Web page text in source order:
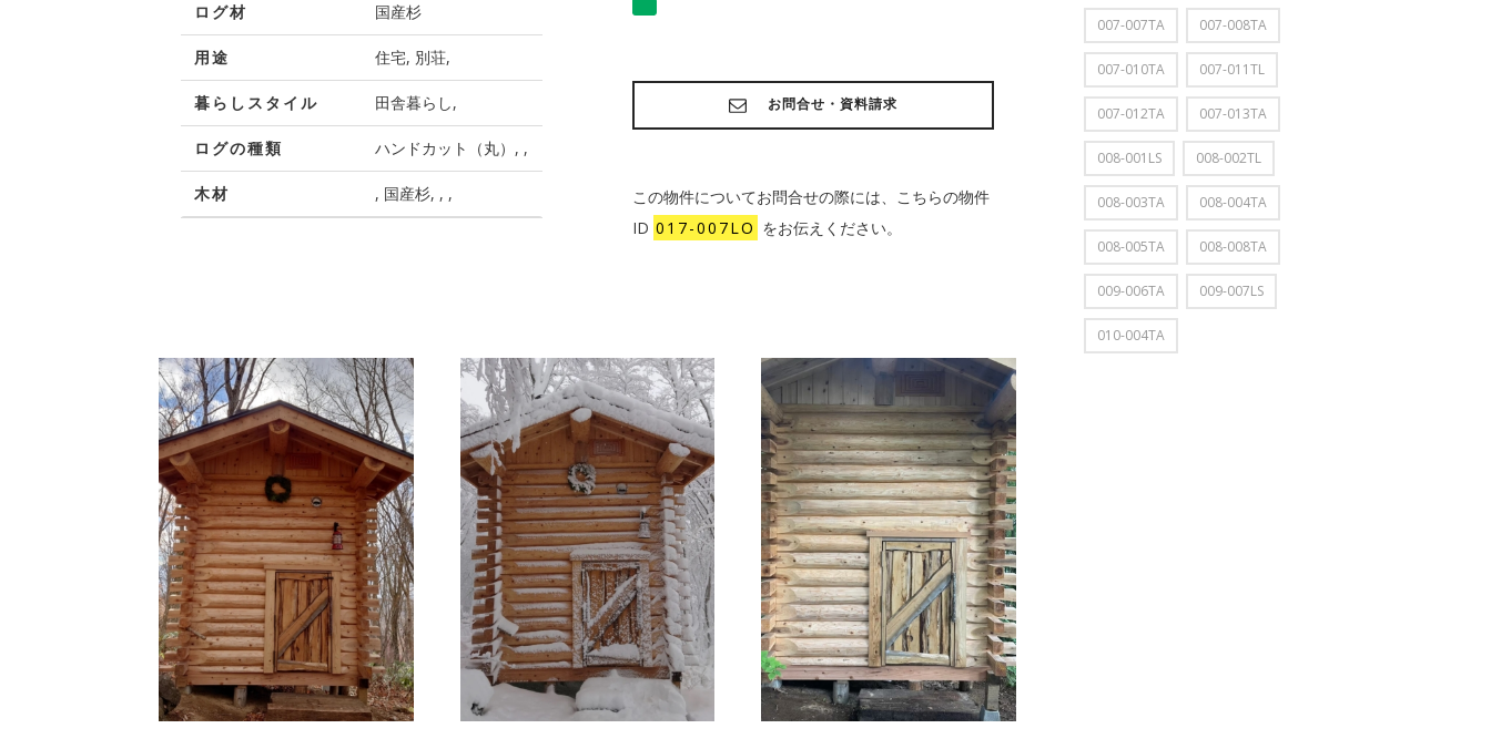
ログ材 国産杉
用途 住宅, 別荘,
暮らしスタイル 田舎暮らし,
ログの種類 ハンドカット（丸）, ,
木材 , 国産杉, , ,
お問合せ・資料請求
この物件についてお問合せの際には、こちらの物件
ID 017-007LO をお伝えください。
007-007TA 007-008TA
007-010TA 007-011TL
007-012TA 007-013TA
008-001LS 008-002TL
008-003TA 008-004TA
008-005TA 008-008TA
009-006TA 009-007LS
010-004TA